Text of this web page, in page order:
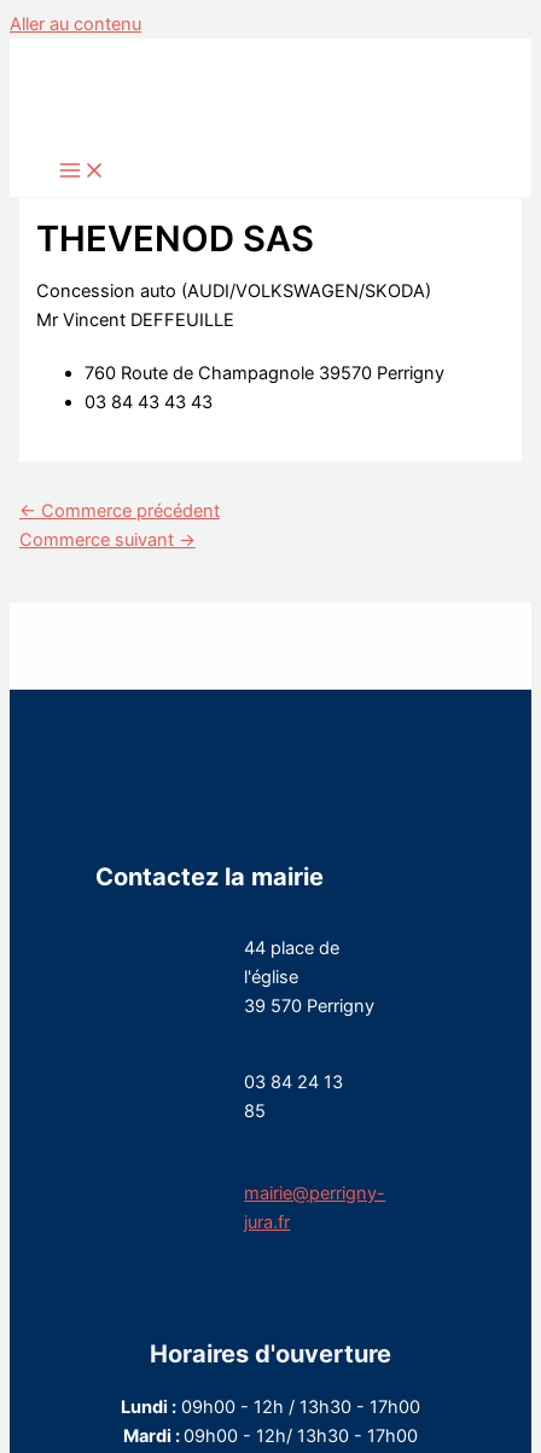
Aller au contenu
THEVENOD SAS
Concession auto (AUDI/VOLKSWAGEN/SKODA)
Mr Vincent DEFFEUILLE
760 Route de Champagnole 39570 Perrigny
03 84 43 43 43
← Commerce précédent
Commerce suivant →
Contactez la mairie
44 place de
l'église
39 570 Perrigny
03 84 24 13
85
mairie@perrigny-
jura.fr
Horaires d'ouverture
Lundi : 09h00 - 12h / 13h30 - 17h00
Mardi :09h00 - 12h/ 13h30 - 17h00